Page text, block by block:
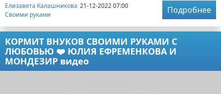
Елизавета Калашникова 21-12-2022 07:00
Своими руками
Подробнее
КОРМИТ ВНУКОВ СВОИМИ РУКАМИ С
ЛЮБОВЬЮ ❤️ ЮЛИЯ ЕФРЕМЕНКОВА И
МОНДЕЗИР видео